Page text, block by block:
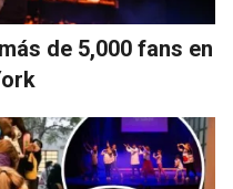
de 5,000 fans en